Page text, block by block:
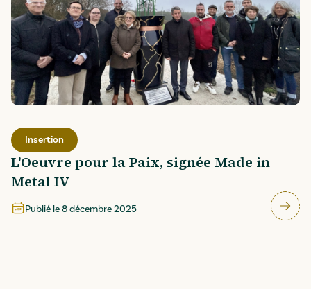
Insertion
L'Oeuvre pour la Paix, signée Made in
Metal IV
Publié le8 décembre 2025